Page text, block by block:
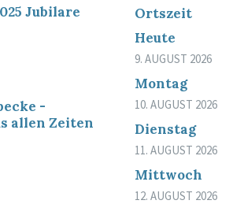
Jubilare
-
allen Zeiten
Ortszeit
Heute
9. AUGUST 2026
Montag
10. AUGUST 2026
Dienstag
11. AUGUST 2026
Mittwoch
12. AUGUST 2026